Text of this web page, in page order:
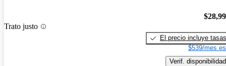
Trato justo
El precio incluye tasas
$539/mes
Verif. disponibilidad